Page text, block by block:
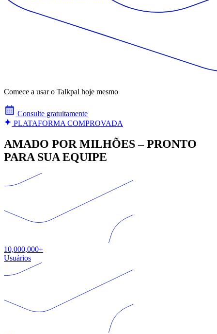
Comece a usar o Talkpal hoje mesmo
Consulte gratuitamente
PLATAFORMA COMPROVADA
AMADO POR MILHÕES – PRONTO
PARA SUA EQUIPE
10,000,000+
Usuários